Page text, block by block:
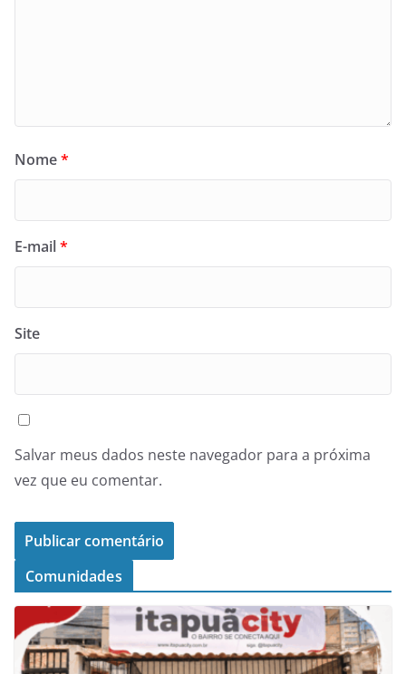
Nome*
E-mail*
Site
Salvar meus dados neste navegador para a próxima
vez que eu comentar.
Comunidades